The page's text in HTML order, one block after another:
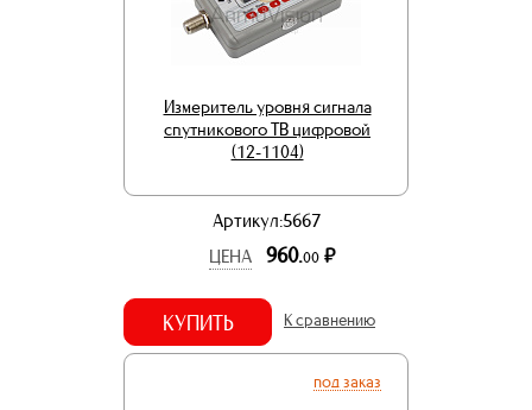
Измеритель уровня сигнала
спутникового ТВ цифровой
(12-1104)
Артикул:5667
ЦЕНА
960.00 р.
КУПИТЬ К сравнению
под заказ